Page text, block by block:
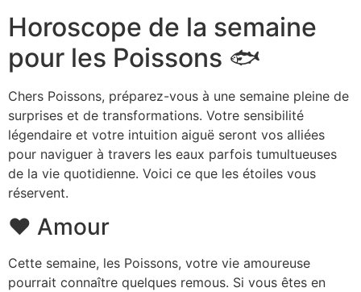
Horoscope de la semaine
pour les Poissons 🐟
Chers Poissons, préparez-vous à une semaine pleine de
surprises et de transformations. Votre sensibilité
légendaire et votre intuition aiguë seront vos alliées
pour naviguer à travers les eaux parfois tumultueuses
de la vie quotidienne. Voici ce que les étoiles vous
réservent.
❤️ Amour
Cette semaine, les Poissons, votre vie amoureuse
pourrait connaître quelques remous. Si vous êtes en